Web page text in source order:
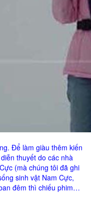
Để làm giàu thêm kiến
thuyết do các nhà
(mà chúng tôi đã ghi
sinh vật Nam Cực,
đêm thì chiếu phim…